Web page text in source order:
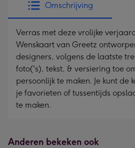
Omschrijving
Verras met deze vrolijke
Wenskaart van Greetz
designers, volgens de laatste
foto('s), tekst, & versiering toe
persoonlijk te maken. Je kunt de
je favorieten of tussentijds
te maken.
Anderen bekeken ook